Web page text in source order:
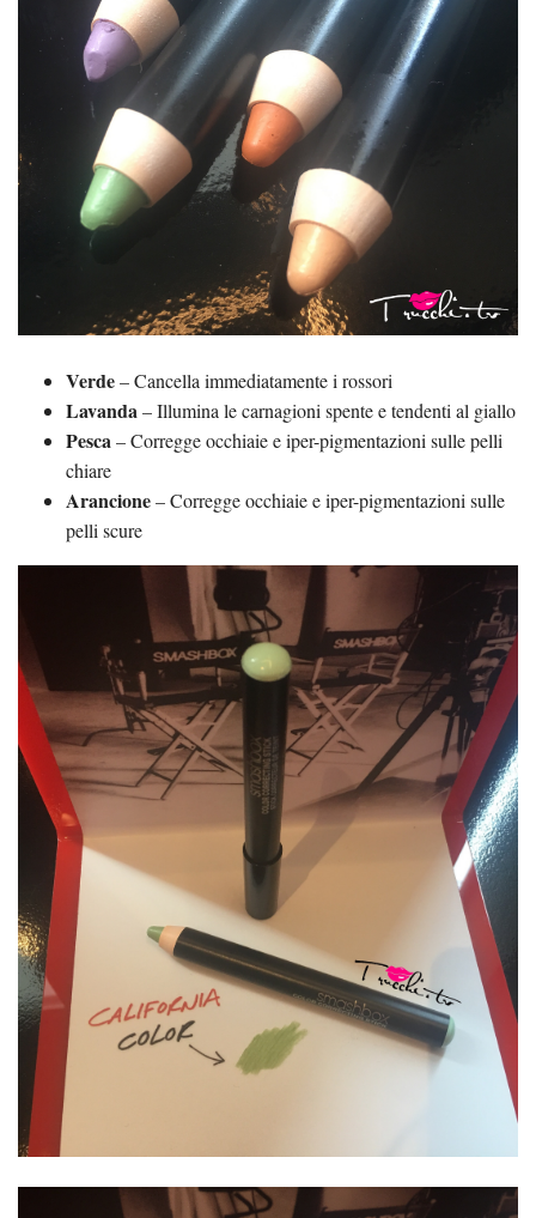
Verde– Cancella immediatamente i rossori
Lavanda – Illumina le carnagioni spente e tendenti al giallo
Pesca – Corregge occhiaie e iper-pigmentazioni sulle pelli
chiare
Arancione– Corregge occhiaie e iper-pigmentazioni sulle
pelli scure